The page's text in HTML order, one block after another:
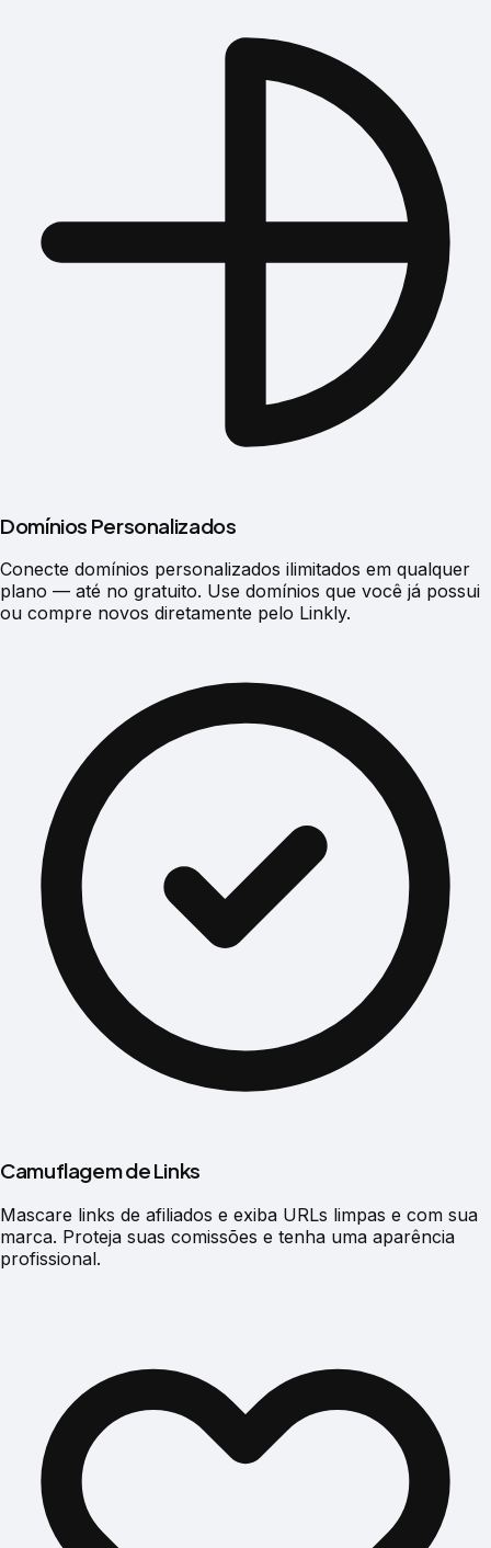
Domínios Personalizados
Conecte domínios personalizados ilimitados em qualquer
plano — até no gratuito. Use domínios que você já possui
ou compre novos diretamente pelo Linkly.
Camuflagem de Links
Mascare links de afiliados e exiba URLs limpas e com sua
marca. Proteja suas comissões e tenha uma aparência
profissional.